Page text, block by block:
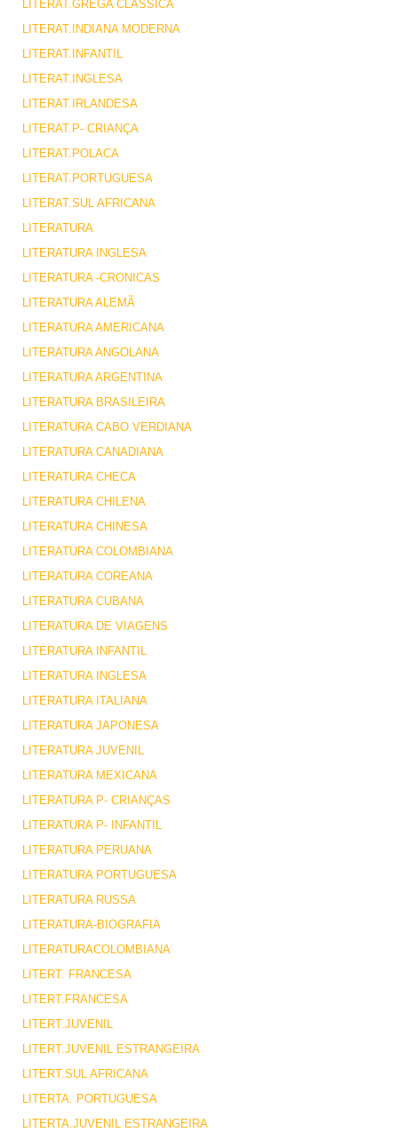
LITERAT.GREGA CLASSICA
LITERAT.INDIANA MODERNA
LITERAT.INFANTIL
LITERAT.INGLESA
LITERAT.IRLANDESA
LITERAT.P- CRIANÇA
LITERAT.POLACA
LITERAT.PORTUGUESA
LITERAT.SUL AFRICANA
LITERATURA
LITERATURA INGLESA
LITERATURA -CRONICAS
LITERATURA ALEMÃ
LITERATURA AMERICANA
LITERATURA ANGOLANA
LITERATURA ARGENTINA
LITERATURA BRASILEIRA
LITERATURA CABO VERDIANA
LITERATURA CANADIANA
LITERATURA CHECA
LITERATURA CHILENA
LITERATURA CHINESA
LITERATURA COLOMBIANA
LITERATURA COREANA
LITERATURA CUBANA
LITERATURA DE VIAGENS
LITERATURA INFANTIL
LITERATURA INGLESA
LITERATURA ITALIANA
LITERATURA JAPONESA
LITERATURA JUVENIL
LITERATURA MEXICANA
LITERATURA P- CRIANÇAS
LITERATURA P- INFANTIL
LITERATURA PERUANA
LITERATURA PORTUGUESA
LITERATURA RUSSA
LITERATURA-BIOGRAFIA
LITERATURACOLOMBIANA
LITERT. FRANCESA
LITERT.FRANCESA
LITERT.JUVENIL
LITERT.JUVENIL ESTRANGEIRA
LITERT.SUL AFRICANA
LITERTA. PORTUGUESA
LITERTA.JUVENIL ESTRANGEIRA